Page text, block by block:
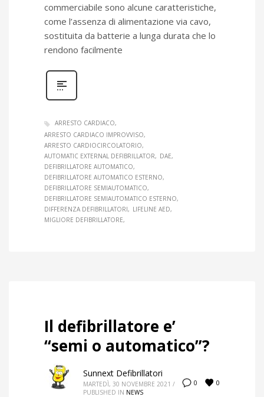
commerciabile sono alcune caratteristiche,
come l’assenza di alimentazione via cavo,
sostituita da batterie a lunga durata che lo
rendono facilmente
ARRESTO CARDIACO
ARRESTO CARDIACO IMPROVVISO
ARRESTO CARDIOCIRCOLATORIO
AUTOMATIC EXTERNAL DEFIBRILLATOR
DAE
DEFIBRILLATORE AUTOMATICO
DEFIBRILLATORE AUTOMATICO ESTERNO
DEFIBRILLATORE SEMIAUTOMATICO
DEFIBRILLATORE SEMIAUTOMATICO ESTERNO
DIFFERENZA DEFIBRILLATORI
LIFELINE AED
MIGLIORE DEFIBRILLATORE
Il defibrillatore e’
“semi o automatico”?
0 0
Sunnext Defibrillatori
MARTEDÌ, 30 NOVEMBRE 2021 /
PUBLISHED IN NEWS